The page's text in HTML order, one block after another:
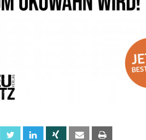
Facebook Twitter Linkedin Xing Email